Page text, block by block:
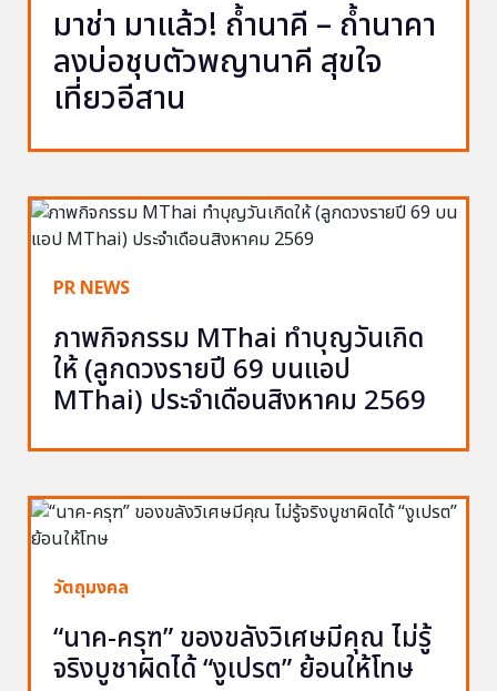
มาช่า มาแล้ว! ถ้ำนาคี – ถ้ำนาคา
ลงบ่อชุบตัวพญานาคี สุขใจ
เที่ยวอีสาน
PR NEWS
ภาพกิจกรรม MThai ทำบุญวันเกิด
ให้ (ลูกดวงรายปี 69 บนแอป
MThai) ประจำเดือนสิงหาคม 2569
วัตถุมงคล
“นาค-ครุฑ” ของขลังวิเศษมีคุณ ไม่รู้
จริงบูชาผิดได้ “งูเปรต” ย้อนให้โทษ